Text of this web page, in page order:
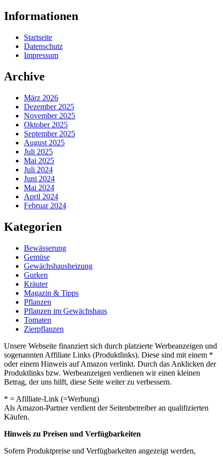
Informationen
Startseite
Datenschutz
Impressum
Archive
März 2026
Dezember 2025
November 2025
Oktober 2025
September 2025
August 2025
Juli 2025
Mai 2025
Juli 2024
Juni 2024
Mai 2024
April 2024
Februar 2024
Kategorien
Bewässerung
Gemüse
Gewächshausheizung
Gurken
Kräuter
Magazin & Tipps
Pflanzen
Pflanzen im Gewächshaus
Tomaten
Zierpflanzen
Unsere Webseite finanziert sich durch platzierte Werbeanzeigen und
sogenannten Affiliate Links (Produktlinks). Diese sind mit einem *
oder einem Hinweis auf Amazon verlinkt. Durch das Anklicken der
Produktlinks bzw. Werbeanzeigen verdienen wir einen kleinen
Betrag, der uns hilft, diese Seite weiter zu verbessern.
* = Afilliate-Link (=Werbung)
Als Amazon-Partner verdient der Seitenbetreiber an qualifizierten
Käufen.
Hinweis zu Preisen und Verfügbarkeiten
Sofern Produktpreise und Verfügbarkeiten angezeigt werden,